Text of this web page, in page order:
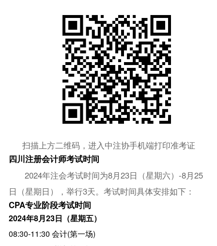
扫描上方二维码，进入中注协手机端打印准考证
四川注册会计师考试时间
2024年注会考试时间为8月23日（星期六）-8月25
日（星期日），举行3天。考试时间具体安排如下：
CPA专业阶段考试时间
2024年8月23日（星期五）
08:30-11:30 会计(第一场)